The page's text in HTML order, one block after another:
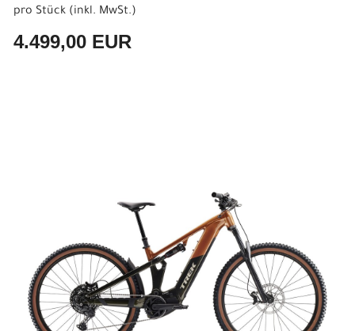
pro Stück (inkl. MwSt.)
4.499,00 EUR